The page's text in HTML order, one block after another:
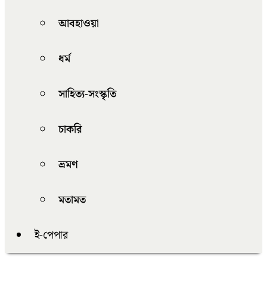
আবহাওয়া
ধর্ম
সাহিত্য-সংস্কৃতি
চাকরি
ভ্রমণ
মতামত
ই-পেপার